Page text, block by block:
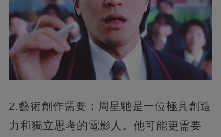
2.藝術創作需要：周星馳是一位極具創造
力和獨立思考的電影人。他可能更需要